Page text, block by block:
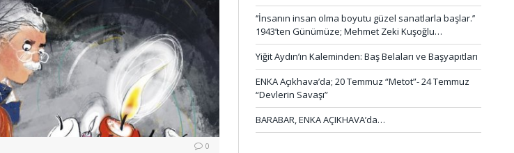
0
‘’İnsanın insan olma boyutu güzel sanatlarla başlar.’’
1943’ten Günümüze; Mehmet Zeki Kuşoğlu…
Yiğit Aydın’ın Kaleminden: Baş Belaları ve Başyapıtları
ENKA Açıkhava’da; 20 Temmuz “Metot”- 24 Temmuz
“Devlerin Savaşı”
BARABAR, ENKA AÇIKHAVA’da…